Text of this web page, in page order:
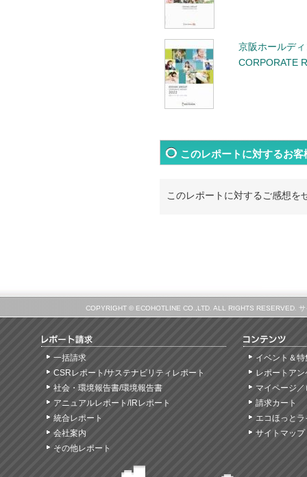
京阪ホールデ
CORPORATE
このレポートに対するお客
このレポートに対するご感想を
COPYRIGHT © ECOHOTLINE CO.,LTD. ALL RIGHTS RESERVED.
一括請求
CSRレポート/サステナビリティレポート
社会・環境報告書/環境報告書
アニュアルレポート/IRレポート
統合レポート
会社案内
その他レポート
イベント＆特
レポートア
マイページ
請求カート
エコほっと
サイトマップ